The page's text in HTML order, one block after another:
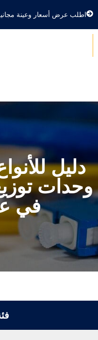
اطلب عرض أسعار وعينة
دليل
وحدات
في عام 2025